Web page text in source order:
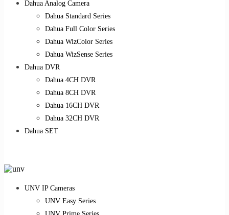
Dahua Analog Camera
Dahua Standard Series
Dahua Full Color Series
Dahua WizColor Series
Dahua WizSense Series
Dahua DVR
Dahua 4CH DVR
Dahua 8CH DVR
Dahua 16CH DVR
Dahua 32CH DVR
Dahua SET
UNV IP Cameras
UNV Easy Series